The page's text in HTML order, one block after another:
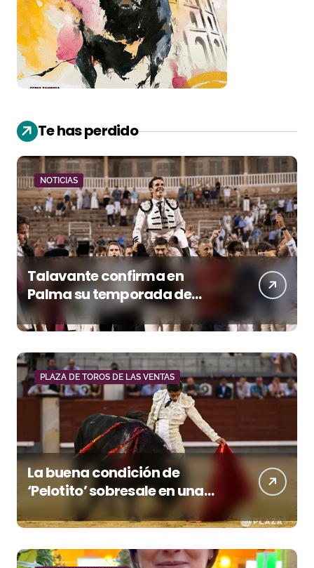
Te has perdido
NOTICIAS
Talavante confirma en
Palma su temporada de
figura y el palco niega el
premio a Roca Rey
PLAZA DE TOROS DE LAS VENTAS
La buena condición de
‘Pelotito’ sobresale en una
noche gris en Las Ventas